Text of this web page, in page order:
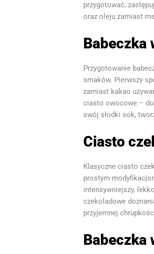
przygotować,
oraz oleju zamiast
Babeczka
Przygotowanie
smaków. Pierwszy
zamiast kakao
ciasto owocowe –
swój słodki sok,
Ciasto
Klasyczne ciasto
prostym
intensywniejszy,
czekoladowe
przyjemnej
Babeczka